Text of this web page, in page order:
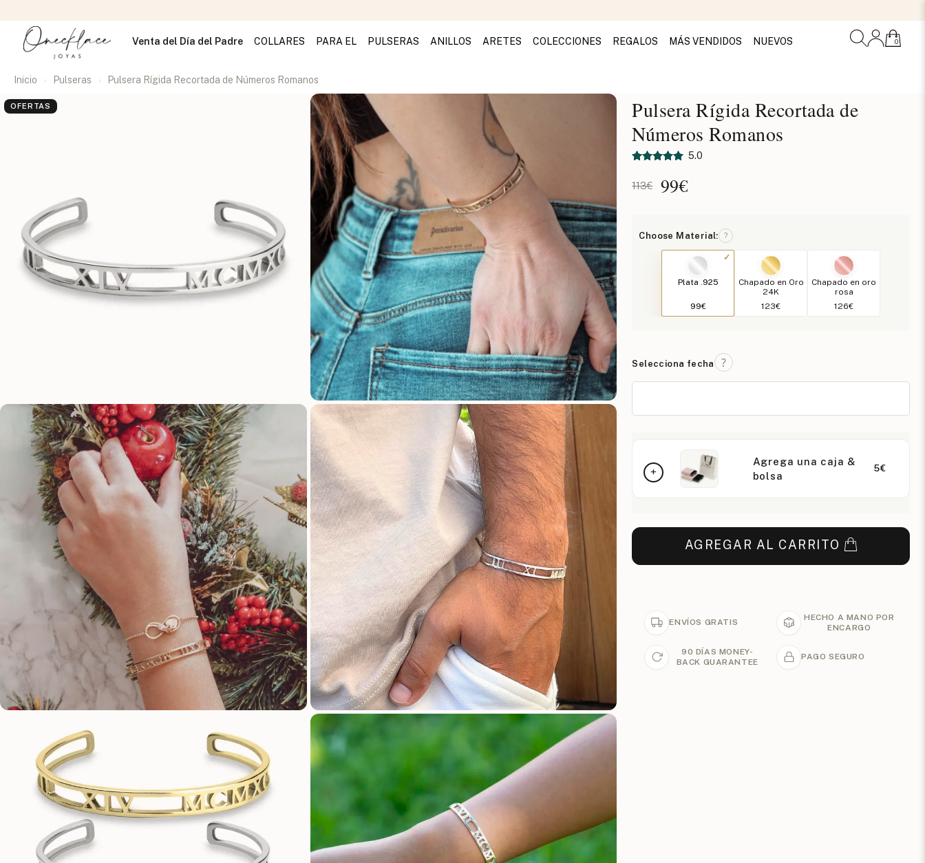
Venta del Día del Padre COLLARES PARA EL PULSERAS ANILLOS ARETES COLECCIONES REGALOS MÁS VENDIDOS NUEVOS 0
Inicio Pulseras Pulsera Rígida Recortada de Números Romanos
OFERTAS
Pulsera Rígida Recortada de
Números Romanos
5.0
113€ 99€
Choose Material: ?
Plata .925
99€
Chapado en Oro
24K
123€
Chapado en oro
rosa
126€
Selecciona fecha
Agrega una caja &
bolsa
5€
AGREGAR AL CARRITO
ENVÍOS GRATIS
HECHO A MANO POR
ENCARGO
90 DÍAS MONEY-
BACK GUARANTEE
PAGO SEGURO